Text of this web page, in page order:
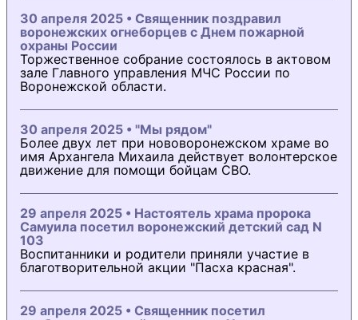
30 апреля 2025 • Священник поздравил
воронежских огнеборцев с Днем пожарной
охраны России
Торжественное собрание состоялось в актовом
зале Главного управления МЧС России по
Воронежской области.
30 апреля 2025 • "Мы рядом"
Более двух лет при нововоронежском храме во
имя Архангела Михаила действует волонтерское
движение для помощи бойцам СВО.
29 апреля 2025 • Настоятель храма пророка
Самуила посетил воронежский детский сад N
103
Воспитанники и родители приняли участие в
благотворительной акции "Пасха красная".
29 апреля 2025 • Священник посетил